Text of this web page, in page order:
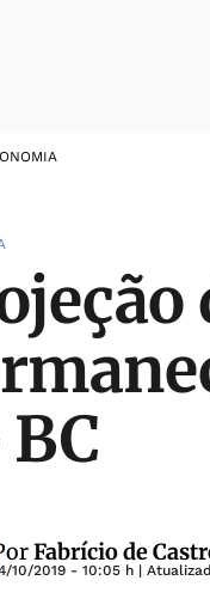
Fabrício de
10/2019 - 10:05 h |